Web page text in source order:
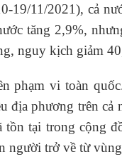
19/11/2021), cả
tăng 2,9%,
nguy kịch giảm
phạm vi toàn
phương trên cả
tại trong cộng
người trở về từ